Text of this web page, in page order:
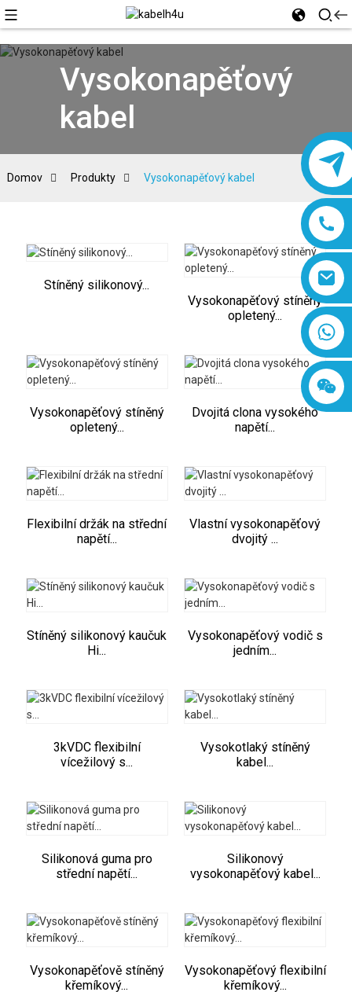
8618019377761
Vysokonapěťový
kabel
Domov Produkty Vysokonapěťový kabel
Stíněný silikonový...
Vysokonapěťový stíněný
opletený...
Vysokonapěťový stíněný
opletený...
Dvojitá clona vysokého
napětí...
Flexibilní držák na střední
napětí...
Vlastní vysokonapěťový
dvojitý ...
Stíněný silikonový kaučuk
Hi...
Vysokonapěťový vodič s
jedním...
3kVDC flexibilní
vícežilový s...
Vysokotlaký stíněný
kabel...
Silikonová guma pro
střední napětí...
Silikonový
vysokonapěťový kabel...
Vysokonapěťově stíněný
křemíkový...
Vysokonapěťový flexibilní
křemíkový...